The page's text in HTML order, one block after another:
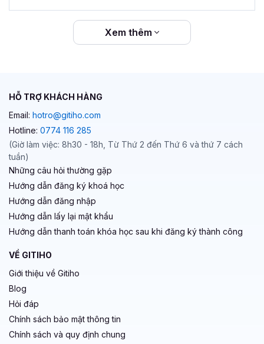
Xem thêm
HỖ TRỢ KHÁCH HÀNG
Email: hotro@gitiho.com
Hotline: 0774 116 285
(Giờ làm việc: 8h30 - 18h, Từ Thứ 2 đến Thứ 6 và thứ 7 cách
tuần)
Những câu hỏi thường gặp
Hướng dẫn đăng ký khoá học
Hướng dẫn đăng nhập
Hướng dẫn lấy lại mật khẩu
Hướng dẫn thanh toán khóa học sau khi đăng ký thành công
VỀ GITIHO
Giới thiệu về Gitiho
Blog
Hỏi đáp
Chính sách bảo mật thông tin
Chính sách và quy định chung